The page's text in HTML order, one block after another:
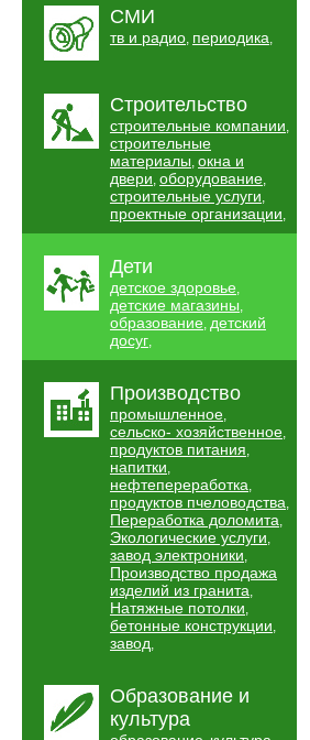
СМИ
тв и радио, периодика,
Строительство
строительные компании,
строительные
материалы, окна и
двери, оборудование,
строительные услуги,
проектные организации,
Дети
детское здоровье,
детские магазины,
образование, детский
досуг,
Производство
промышленное,
сельско- хозяйственное,
продуктов питания,
напитки,
нефтепереработка,
продуктов пчеловодства,
Переработка доломита,
Экологические услуги,
завод электроники,
Производство продажа
изделий из гранита,
Натяжные потолки,
бетонные конструкции,
завод,
Образование и
культура